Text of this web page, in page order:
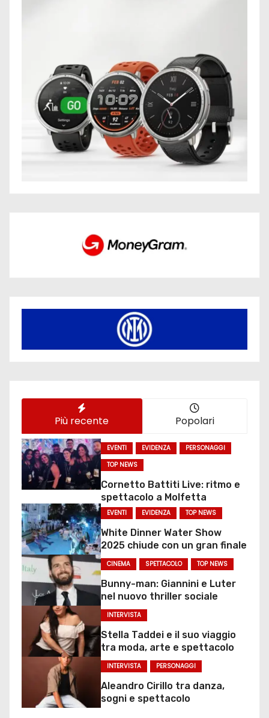
Più recente Popolari
EVENTI EVIDENZA
PERSONAGGI
TOP NEWS
Cornetto Battiti Live: ritmo e
spettacolo a Molfetta
EVENTI EVIDENZA TOP NEWS
White Dinner Water Show
2025 chiude con un gran finale
CINEMA SPETTACOLO TOP NEWS
Bunny-man: Giannini e Luter
nel nuovo thriller sociale
INTERVISTA
Stella Taddei e il suo viaggio
tra moda, arte e spettacolo
INTERVISTA PERSONAGGI
Aleandro Cirillo tra danza,
sogni e spettacolo